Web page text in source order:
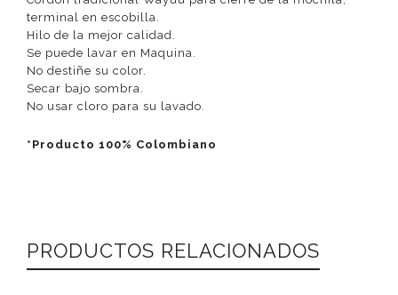
terminal en escobilla.
Hilo de la mejor calidad.
Se puede lavar en Maquina.
No destiñe su color.
Secar bajo sombra.
No usar cloro para su lavado.
*Producto 100% Colombiano
PRODUCTOS RELACIONADOS